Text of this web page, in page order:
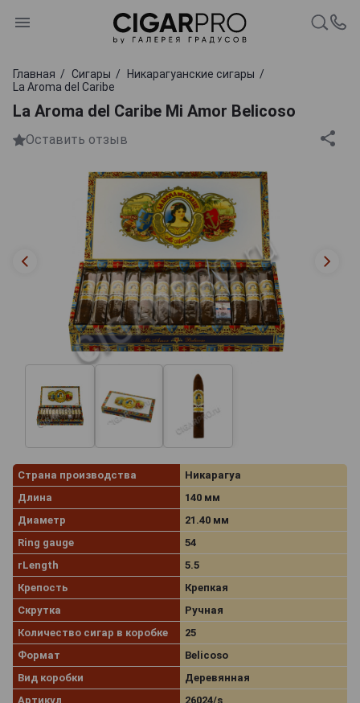
Главная Сигары
Никарагуанские сигары
La Aroma del Caribe
La Aroma del Caribe Mi Amor Belicoso
Оставить отзыв
Страна производства
Никарагуа
Длина
140 мм
Диаметр
21.40 мм
Ring gauge
54
rLength
5.5
Крепость
Крепкая
Скрутка
Ручная
Количество сигар в коробке
25
Формат
Belicoso
Вид коробки
Деревянная
Артикул
26024/s